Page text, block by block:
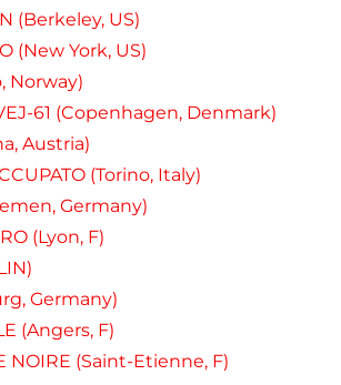
(Berkeley, US)
(New York, US)
Norway)
61 (Copenhagen, Denmark)
Austria)
(Torino, Italy)
Germany)
(Lyon, F)
Germany)
(Angers, F)
NOIRE (Saint-Etienne, F)